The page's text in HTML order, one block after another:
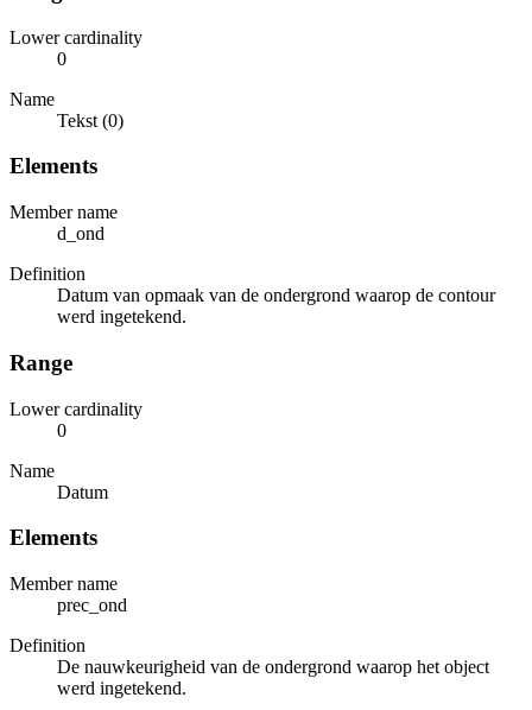
Lower cardinality
0
Name
Tekst (0)
Elements
Member name
d_ond
Definition
Datum van opmaak van de ondergrond waarop de contour
werd ingetekend.
Range
Lower cardinality
0
Name
Datum
Elements
Member name
prec_ond
Definition
De nauwkeurigheid van de ondergrond waarop het object
werd ingetekend.